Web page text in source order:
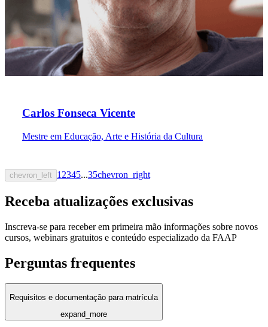
Carlos Fonseca Vicente
Mestre em Educação, Arte e História da Cultura
chevron_left 1 2345...35chevron_right
Receba atualizações exclusivas
Inscreva-se para receber em primeira mão informações sobre novos
cursos, webinars gratuitos e conteúdo especializado da FAAP
Perguntas frequentes
Requisitos e documentação para matrícula
expand_more